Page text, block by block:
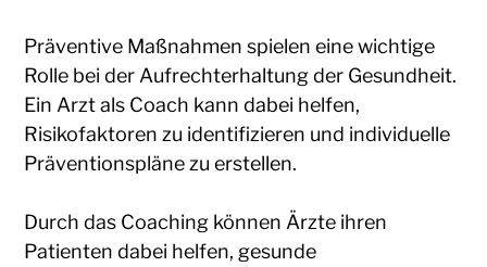
Präventive Maßnahmen spielen eine wichtige
Rolle bei der Aufrechterhaltung der Gesundheit.
Ein Arzt als Coach kann dabei helfen,
Risikofaktoren zu identifizieren und individuelle
Präventionspläne zu erstellen.
Durch das Coaching können Ärzte ihren
Patienten dabei helfen, gesunde